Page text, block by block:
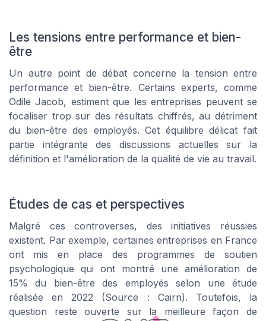
Les tensions entre performance et bien-
être
Un autre point de débat concerne la tension entre
performance et bien-être. Certains experts, comme
Odile Jacob, estiment que les entreprises peuvent se
focaliser trop sur des résultats chiffrés, au détriment
du bien-être des employés. Cet équilibre délicat fait
partie intégrante des discussions actuelles sur la
définition et l'amélioration de la qualité de vie au travail.
Études de cas et perspectives
Malgré ces controverses, des initiatives réussies
existent. Par exemple, certaines entreprises en France
ont mis en place des programmes de soutien
psychologique qui ont montré une amélioration de
15% du bien-être des employés selon une étude
réalisée en 2022 (Source : Cairn). Toutefois, la
question reste ouverte sur la meilleure façon de